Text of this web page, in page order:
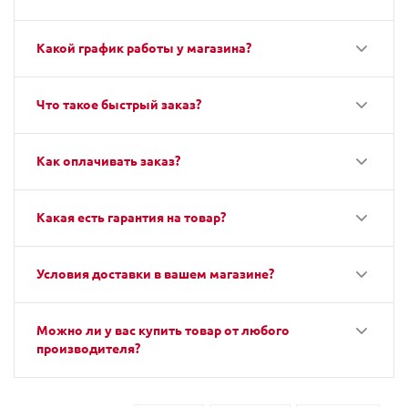
Какой график работы у магазина?
Что такое быстрый заказ?
Как оплачивать заказ?
Какая есть гарантия на товар?
Условия доставки в вашем магазине?
Можно ли у вас купить товар от любого
производителя?